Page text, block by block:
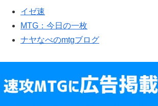
イゼ速
MTG：今日の一枚
ナヤなべのmtgブログ